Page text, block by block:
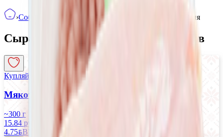
›Собственное производство Сырая мясная продукция
Сырая мясная продукция товаров
Купляйце Беларускае
Мякоть бедра ЦБ «Ганна» охлажденная
~300 г
15.84 руб/кг
4.75BYNBYN